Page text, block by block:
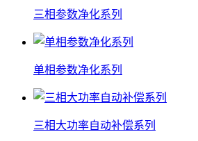
三相参数净化系列
单相参数净化系列
三相大功率自动补偿系列